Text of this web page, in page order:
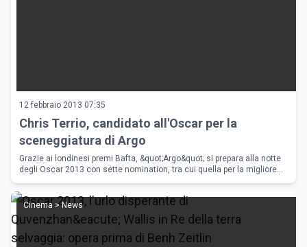
12 febbraio 2013 07:35
Chris Terrio, candidato all'Oscar per la
sceneggiatura di Argo
Grazie ai londinesi premi Bafta, &quot;Argo&quot; si prepara alla notte
degli Oscar 2013 con sette nomination, tra cui quella per la migliore
Cinema > News